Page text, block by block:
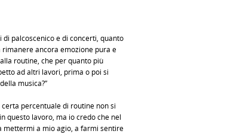
di palcoscenico e di concerti, quanto
ancora emozione pura e
routine, che per quanto più
ad altri lavori, prima o poi si
musica?”
percentuale di routine non si
questo lavoro, ma io credo che nel
mettermi a mio agio, a farmi sentire